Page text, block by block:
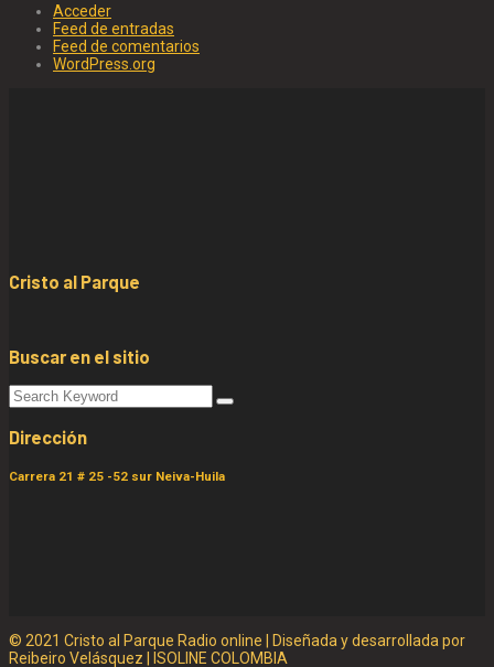
Acceder
Feed de entradas
Feed de comentarios
WordPress.org
Cristo al Parque
Buscar en el sitio
Dirección
Carrera 21 # 25 -52 sur Neiva-Huila
© 2021 Cristo al Parque Radio online | Diseñada y desarrollada por
Reibeiro Velásquez | ISOLINE COLOMBIA